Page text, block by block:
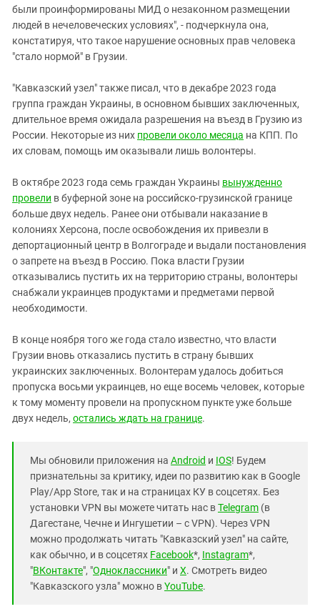
были проинформированы МИД о незаконном размещении
людей в нечеловеческих условиях", - подчеркнула она,
констатируя, что такое нарушение основных прав человека
"стало нормой" в Грузии.
"Кавказский узел" также писал, что в декабре 2023 года
группа граждан Украины, в основном бывших заключенных,
длительное время ожидала разрешения на въезд в Грузию из
России. Некоторые из них провели около месяца на КПП. По
их словам, помощь им оказывали лишь волонтеры.
В октябре 2023 года семь граждан Украины вынужденно
провели в буферной зоне на российско-грузинской границе
больше двух недель. Ранее они отбывали наказание в
колониях Херсона, после освобождения их привезли в
депортационный центр в Волгограде и выдали постановления
о запрете на въезд в Россию. Пока власти Грузии
отказывались пустить их на территорию страны, волонтеры
снабжали украинцев продуктами и предметами первой
необходимости.
В конце ноября того же года стало известно, что власти
Грузии вновь отказались пустить в страну бывших
украинских заключенных. Волонтерам удалось добиться
пропуска восьми украинцев, но еще восемь человек, которые
к тому моменту провели на пропускном пункте уже больше
двух недель, остались ждать на границе.
Мы обновили приложения на Android и IOS! Будем
признательны за критику, идеи по развитию как в Google
Play/App Store, так и на страницах КУ в соцсетях. Без
установки VPN вы можете читать нас вTelegram (в
Дагестане, Чечне и Ингушетии – с VPN). Через VPN
можно продолжать читать "Кавказский узел" на сайте,
как обычно, и в соцсетях Facebook*, Instagram*,
"ВКонтакте", "Одноклассники" и X. Смотреть видео
"Кавказского узла" можно вYouTube.